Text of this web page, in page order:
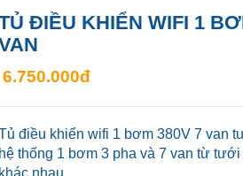
ĐIỀU KHIỂN WIFI 1
6.750.000đ
điều khiển wifi 1 bơm 380V 7 van
hệ thống 1 bơm 3 pha và 7 van từ tưới
khác nhau